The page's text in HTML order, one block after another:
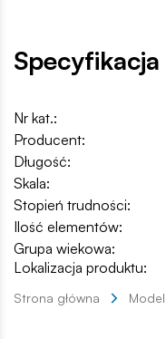
Specyfikacja
Nr kat.:
Producent:
Długość:
Skala:
Stopień trudności:
Ilość elementów:
Grupa wiekowa:
Lokalizacja produktu:
Strona główna